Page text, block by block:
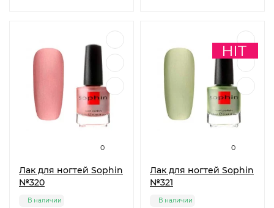
0
Лак для ногтей Sophin
№320
В наличии
0
Лак для ногтей Sophin
№321
В наличии